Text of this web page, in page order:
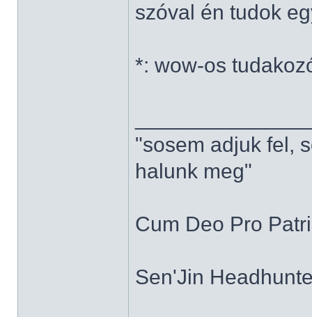
szóval én tudok
*: wow-os
"sosem adjuk fel,
halunk meg"
Cum Deo Pro
Sen'Jin